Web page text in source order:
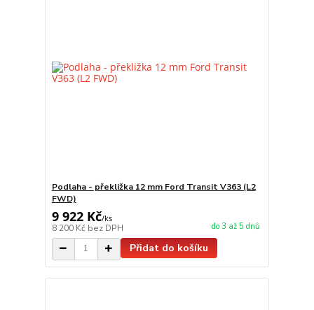
Podlaha - překližka 12 mm Ford Transit V363 (L2
FWD)
9 922 Kč/ks
8 200 Kč bez DPH do 3 až 5 dnů
Přidat do košíku